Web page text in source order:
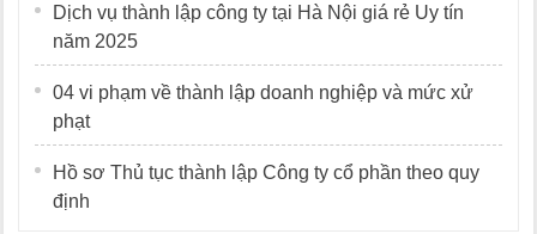
Dịch vụ thành lập công ty tại Hà Nội giá rẻ Uy tín
năm 2025
04 vi phạm về thành lập doanh nghiệp và mức xử
phạt
Hồ sơ Thủ tục thành lập Công ty cổ phần theo quy
định